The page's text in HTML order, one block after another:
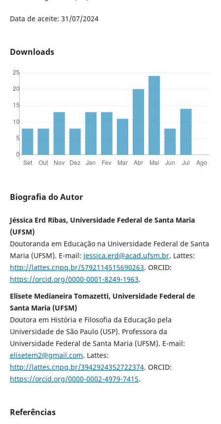
Data de aceite: 31/07/2024
Downloads
Biografia do Autor
Jéssica Erd Ribas, Universidade Federal de Santa Maria
(UFSM)
Doutoranda em Educação na Universidade Federal de Santa
Maria (UFSM). E-mail: jessica.erd@acad.ufsm.br. Lattes:
http://lattes.cnpq.br/5792114515690263. ORCID:
https://orcid.org/0000-0001-8249-1963.
Elisete Medianeira Tomazetti, Universidade Federal de
Santa Maria (UFSM)
Doutora em História e Filosofia da Educação pela
Universidade de São Paulo (USP). Professora da
Universidade Federal de Santa Maria (UFSM). E-mail:
elisetem2@gmail.com. Lattes:
http://lattes.cnpq.br/3942924352722374. ORCID:
https://orcid.org/0000-0002-4979-7415.
Referências